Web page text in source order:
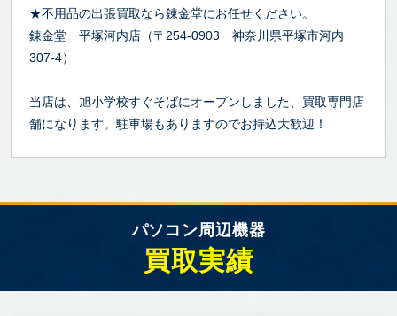
★不用品の出張買取なら錬金堂にお任せください。
錬金堂 平塚河内店（〒254-0903 神奈川県平塚市河内
307-4）
当店は、旭小学校すぐそばにオープンしました、買取専門店
舗になります。駐車場もありますのでお持込大歓迎！
パソコン周辺機器
買取実績